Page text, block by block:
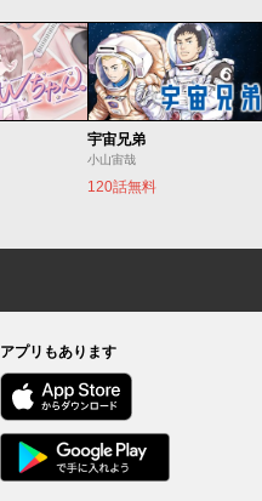
宇宙兄弟
小山宙哉
120話無料
アプリもあります